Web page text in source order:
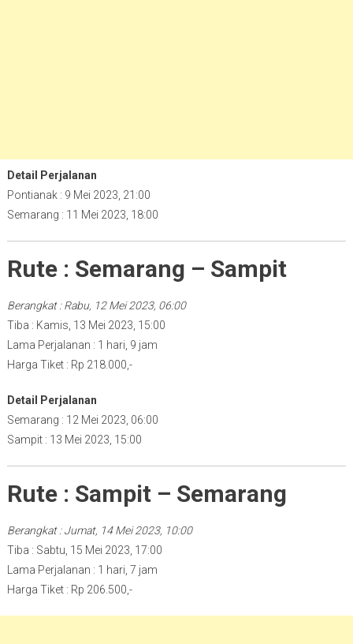
Detail Perjalanan
Pontianak : 9 Mei 2023, 21:00
Semarang : 11 Mei 2023, 18:00
Rute : Semarang – Sampit
Berangkat : Rabu, 12 Mei 2023, 06:00
Tiba : Kamis, 13 Mei 2023, 15:00
Lama Perjalanan : 1 hari, 9 jam
Harga Tiket : Rp 218.000,-
Detail Perjalanan
Semarang : 12 Mei 2023, 06:00
Sampit : 13 Mei 2023, 15:00
Rute : Sampit – Semarang
Berangkat : Jumat, 14 Mei 2023, 10:00
Tiba : Sabtu, 15 Mei 2023, 17:00
Lama Perjalanan : 1 hari, 7 jam
Harga Tiket : Rp 206.500,-